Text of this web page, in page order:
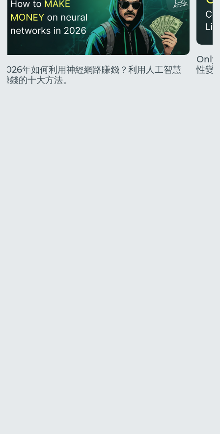
2026年如何利用神經網路賺錢？利用人工智慧
賺錢的十大方法。
性變